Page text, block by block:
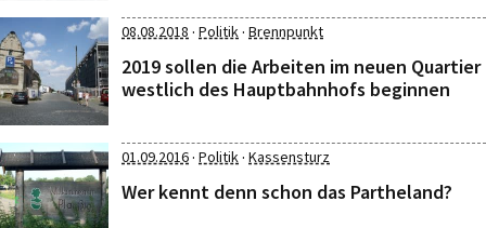
08.08.2018 · Politik· Brennpunkt
2019 sollen die Arbeiten im neuen Quartier
westlich des Hauptbahnhofs beginnen
01.09.2016· Politik· Kassensturz
Wer kennt denn schon das Partheland?